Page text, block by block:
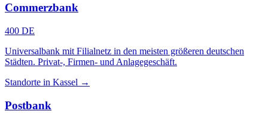
Commerzbank
400 DE
Universalbank mit Filialnetz in den meisten größeren deutschen
Städten. Privat-, Firmen- und Anlagegeschäft.
Standorte in Kassel →
Postbank